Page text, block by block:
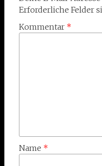
Erforderliche Felder
Kommentar *
Name *